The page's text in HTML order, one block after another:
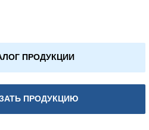
ПРОДУКЦИИ
ПРОДУКЦИЮ